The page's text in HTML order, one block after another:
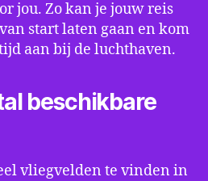
jou. Zo kan je jouw reis
start laten gaan en kom
aan bij de luchthaven.
beschikbare
vliegvelden te vinden in